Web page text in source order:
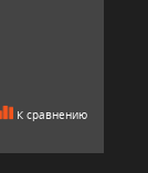
К сравнению